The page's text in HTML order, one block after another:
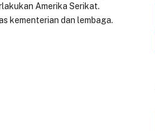
Amerika Serikat.
kementerian dan lembaga.